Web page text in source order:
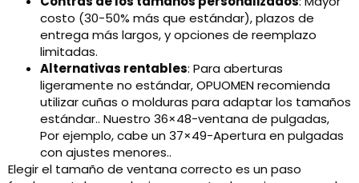
costo (30-50% más que estándar), plazos de
entrega más largos, y opciones de reemplazo
limitadas.
Alternativas rentables: Para aberturas
ligeramente no estándar, OPUOMEN recomienda
utilizar cuñas o molduras para adaptar los tamaños
estándar.. Nuestro 36×48-ventana de pulgadas,
Por ejemplo, cabe un 37×49-Apertura en pulgadas
con ajustes menores..
Elegir el tamaño de ventana correcto es un paso